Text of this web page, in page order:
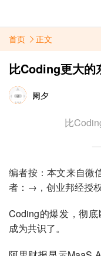
首页 正文
比Coding更大的
阑夕
比
编者按：本文来自微
者：→ ，创业邦经授
Coding的爆发，彻
成为共识了。